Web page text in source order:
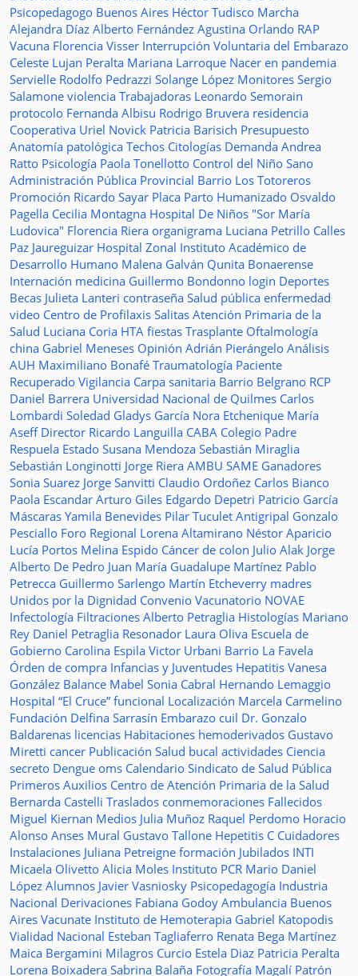
Psicopedagogo Buenos Aires Héctor Tudisco Marcha
Alejandra Díaz Alberto Fernández Agustina Orlando RAP
Vacuna Florencia Visser Interrupción Voluntaria del Embarazo
Celeste Lujan Peralta Mariana Larroque Nacer en pandemia
Servielle Rodolfo Pedrazzi Solange López Monitores Sergio
Salamone violencia Trabajadoras Leonardo Semorain
protocolo Fernanda Albisu Rodrigo Bruvera residencia
Cooperativa Uriel Novick Patricia Barisich Presupuesto
Anatomía patológica Techos Citologías Demanda Andrea
Ratto Psicología Paola Tonellotto Control del Niño Sano
Administración Pública Provincial Barrio Los Totoreros
Promoción Ricardo Sayar Placa Parto Humanizado Osvaldo
Pagella Cecilia Montagna Hospital De Niños "Sor María
Ludovica" Florencia Riera organigrama Luciana Petrillo Calles
Paz Jaureguizar Hospital Zonal Instituto Académico de
Desarrollo Humano Malena Galván Qunita Bonaerense
Internación medicina Guillermo Bondonno login Deportes
Becas Julieta Lanteri contraseña Salud pública enfermedad
video Centro de Profilaxis Salitas Atención Primaria de la
Salud Luciana Coria HTA fiestas Trasplante Oftalmología
china Gabriel Meneses Opinión Adrián Pierángelo Análisis
AUH Maximiliano Bonafé Traumatología Paciente
Recuperado Vigilancia Carpa sanitaria Barrio Belgrano RCP
Daniel Barrera Universidad Nacional de Quilmes Carlos
Lombardi Soledad Gladys García Nora Etchenique María
Aseff Director Ricardo Languilla CABA Colegio Padre
Respuela Estado Susana Mendoza Sebastián Miraglia
Sebastián Longinotti Jorge Riera AMBU SAME Ganadores
Sonia Suarez Jorge Sanvitti Claudio Ordoñez Carlos Bianco
Paola Escandar Arturo Giles Edgardo Depetri Patricio García
Máscaras Yamila Benevides Pilar Tuculet Antigripal Gonzalo
Pesciallo Foro Regional Lorena Altamirano Néstor Aparicio
Lucía Portos Melina Espido Cáncer de colon Julio Alak Jorge
Alberto De Pedro Juan María Guadalupe Martínez Pablo
Petrecca Guillermo Sarlengo Martín Etcheverry madres
Unidos por la Dignidad Convenio Vacunatorio NOVAE
Infectología Filtraciones Alberto Petraglia Histologías Mariano
Rey Daniel Petraglia Resonador Laura Oliva Escuela de
Gobierno Carolina Espila Victor Urbani Barrio La Favela
Órden de compra Infancias y Juventudes Hepatitis Vanesa
González Balance Mabel Sonia Cabral Hernando Lemaggio
Hospital “El Cruce” funcional Localización Marcela Carmelino
Fundación Delfina Sarrasín Embarazo cuil Dr. Gonzalo
Baldarenas licencias Habitaciones hemoderivados Gustavo
Miretti cancer Publicación Salud bucal actividades Ciencia
secreto Dengue oms Calendario Sindicato de Salud Pública
Primeros Auxilios Centro de Atención Primaria de la Salud
Bernarda Castelli Traslados conmemoraciones Fallecidos
Miguel Kiernan Medios Julia Muñoz Raquel Perdomo Horacio
Alonso Anses Mural Gustavo Tallone Hepetitis C Cuidadores
Instalaciones Juliana Petreigne formación Jubilados INTI
Micaela Olivetto Alicia Moles Instituto PCR Mario Daniel
López Alumnos Javier Vasniosky Psicopedagogía Industria
Nacional Derivaciones Fabiana Godoy Ambulancia Buenos
Aires Vacunate Instituto de Hemoterapia Gabriel Katopodis
Vialidad Nacional Esteban Tagliaferro Renata Bega Martínez
Maica Bergamini Milagros Curcio Estela Diaz Patricia Peralta
Lorena Boixadera Sabrina Balaña Fotografía Magalí Patrón